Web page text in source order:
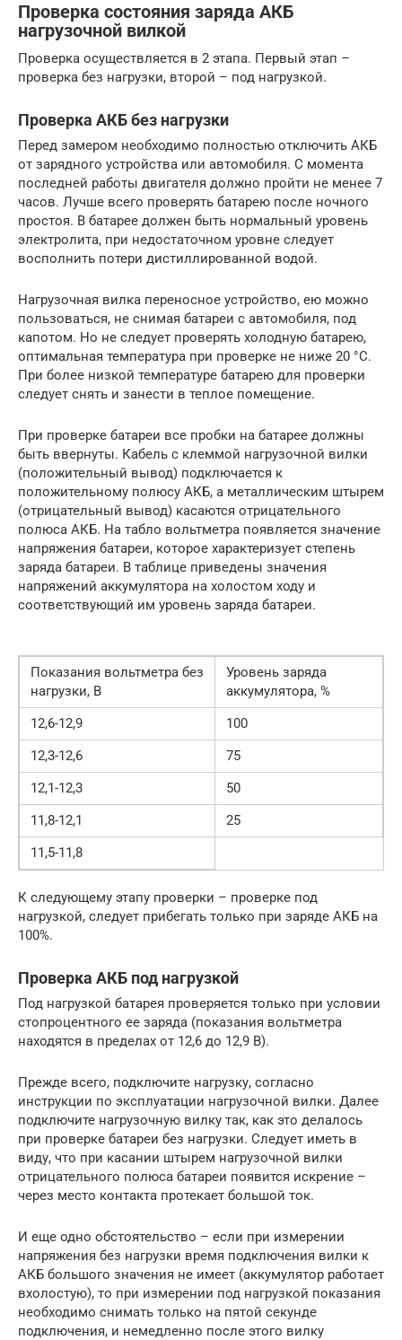
Проверка состояния заряда АКБ
нагрузочной вилкой
Проверка осуществляется в 2 этапа. Первый этап –
проверка без нагрузки, второй – под нагрузкой.
Проверка АКБ без нагрузки
Перед замером необходимо полностью отключить АКБ
от зарядного устройства или автомобиля. С момента
последней работы двигателя должно пройти не менее 7
часов. Лучше всего проверять батарею после ночного
простоя. В батарее должен быть нормальный уровень
электролита, при недостаточном уровне следует
восполнить потери дистиллированной водой.
Нагрузочная вилка переносное устройство, ею можно
пользоваться, не снимая батареи с автомобиля, под
капотом. Но не следует проверять холодную батарею,
оптимальная температура при проверке не ниже 20 °С.
При более низкой температуре батарею для проверки
следует снять и занести в теплое помещение.
При проверке батареи все пробки на батарее должны
быть ввернуты. Кабель с клеммой нагрузочной вилки
(положительный вывод) подключается к
положительному полюсу АКБ, а металлическим штырем
(отрицательный вывод) касаются отрицательного
полюса АКБ. На табло вольтметра появляется значение
напряжения батареи, которое характеризует степень
заряда батареи. В таблице приведены значения
напряжений аккумулятора на холостом ходу и
соответствующий им уровень заряда батареи.
Показания вольтметра без
нагрузки, В
Уровень заряда
аккумулятора, %
12,6-12,9
100
12,3-12,6
75
12,1-12,3
50
11,8-12,1
25
11,5-11,8
К следующему этапу проверки – проверке под
нагрузкой, следует прибегать только при заряде АКБ на
100%.
Проверка АКБ под нагрузкой
Под нагрузкой батарея проверяется только при условии
стопроцентного ее заряда (показания вольтметра
находятся в пределах от 12,6 до 12,9 В).
Прежде всего, подключите нагрузку, согласно
инструкции по эксплуатации нагрузочной вилки. Далее
подключите нагрузочную вилку так, как это делалось
при проверке батареи без нагрузки. Следует иметь в
виду, что при касании штырем нагрузочной вилки
отрицательного полюса батареи появится искрение –
через место контакта протекает большой ток.
И еще одно обстоятельство – если при измерении
напряжения без нагрузки время подключения вилки к
АКБ большого значения не имеет (аккумулятор работает
вхолостую), то при измерении под нагрузкой показания
необходимо снимать только на пятой секунде
подключения, и немедленно после этого вилку